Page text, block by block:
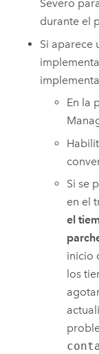
Severo
durante el
Si aparece
En la
Si se
en el
el
inicio
los